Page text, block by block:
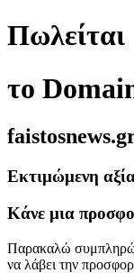
Πωλείται
το
Εκτιμώμενη
Κάνε μια
Παρακαλώ
να λάβει την